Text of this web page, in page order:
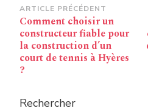
Navigation
d’article
ARTICLE PRÉCÉDENT
Comment choisir un
constructeur fiable pour
la construction d’un
court de tennis à Hyères
?
Rechercher